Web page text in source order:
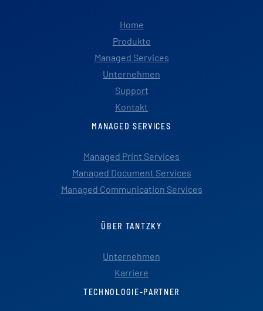
Home
Produkte
Managed Services
Unternehmen
Support
Kontakt
MANAGED SERVICES
Managed Print Services
Managed Document Services
Managed Communication Services
ÜBER TANTZKY
Unternehmen
Karriere
TECHNOLOGIE-PARTNER